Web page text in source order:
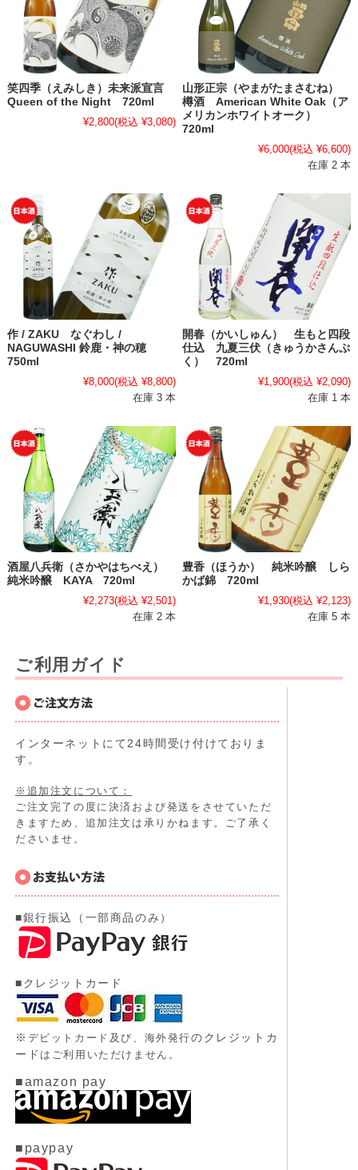
笑四季（えみしき）未来派宣言
Queen of the Night 720ml
¥2,800(税込 ¥3,080)
山形正宗（やまがたまさむね）
樽酒 American White Oak（ア
メリカンホワイトオーク）
720ml
¥6,000(税込 ¥6,600)
在庫 2 本
作 / ZAKU なぐわし /
NAGUWASHI 鈴鹿・神の穂
750ml
¥8,000(税込 ¥8,800)
在庫 3 本
開春（かいしゅん） 生もと四段
仕込 九夏三伏（きゅうかさんぷ
く） 720ml
¥1,900(税込 ¥2,090)
在庫 1 本
酒屋八兵衛（さかやはちべえ）
純米吟醸 KAYA 720ml
¥2,273(税込 ¥2,501)
在庫 2 本
豊香（ほうか） 純米吟醸 しら
かば錦 720ml
¥1,930(税込 ¥2,123)
在庫 5 本
ご利用ガイド
インターネットにて24時間受け付けておりま
す。
※追加注文について：
ご注文完了の度に決済および発送をさせていただ
きますため、追加注文は承りかねます。ご了承く
ださいませ。
■銀行振込（一部商品のみ）
■クレジットカード
※ デビットカード及び、 海外発行のクレジットカ
ード はご利用いただけません。
■amazon pay
■paypay